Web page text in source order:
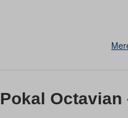
Pokal